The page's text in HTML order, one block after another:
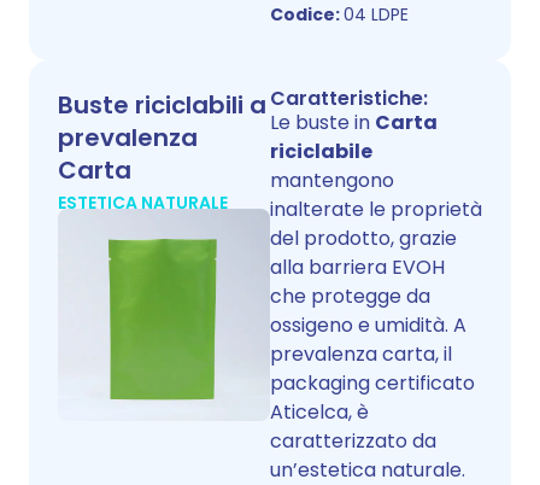
Codice:04 LDPE
Buste riciclabili a
prevalenza
Carta
ESTETICA NATURALE
Caratteristiche:
Le buste in Carta
riciclabile
mantengono
inalterate le proprietà
del prodotto, grazie
alla barriera EVOH
che protegge da
ossigeno e umidità. A
prevalenza carta, il
packaging certificato
Aticelca, è
caratterizzato da
un’estetica naturale.